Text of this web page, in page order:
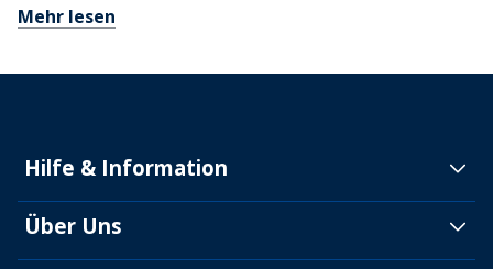
Mehr lesen
Hilfe & Information
Über Uns